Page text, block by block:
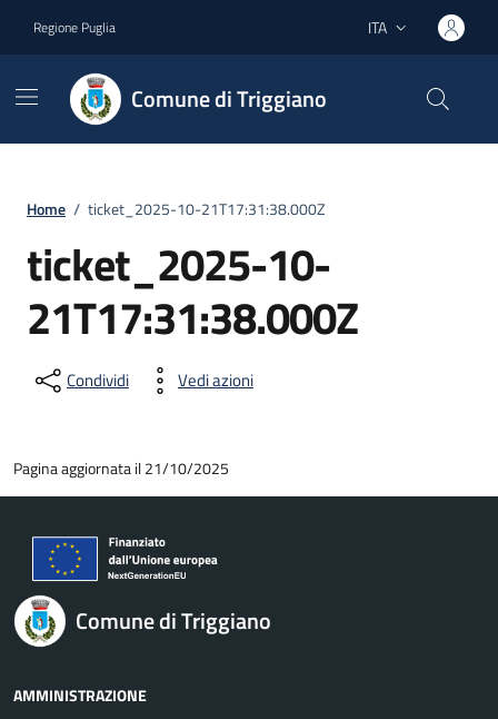
Regione Puglia Lingua attiva:
ITA
Comune di Triggiano
Home / ticket_2025-10-21T17:31:38.000Z
ticket_2025-10-
21T17:31:38.000Z
Condividi Vedi azioni
Pagina aggiornata il 21/10/2025
Comune di Triggiano
AMMINISTRAZIONE